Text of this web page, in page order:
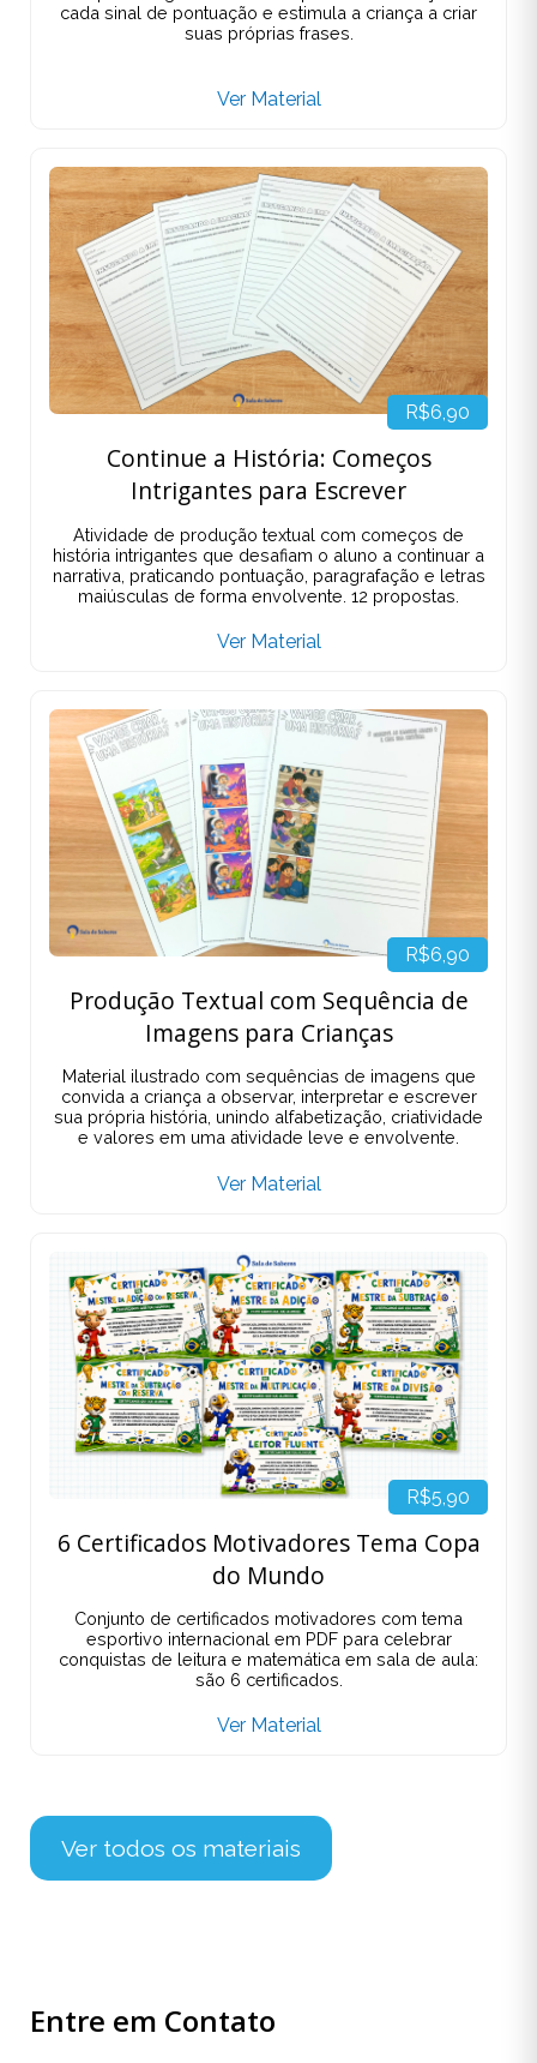
cada sinal de pontuação e estimula a criança a criar
suas próprias frases.
Ver Material
R$6,90
Continue a História: Começos
Intrigantes para Escrever
Atividade de produção textual com começos de
história intrigantes que desafiam o aluno a continuar a
narrativa, praticando pontuação, paragrafação e letras
maiúsculas de forma envolvente. 12 propostas.
Ver Material
R$6,90
Produção Textual com Sequência de
Imagens para Crianças
Material ilustrado com sequências de imagens que
convida a criança a observar, interpretar e escrever
sua própria história, unindo alfabetização, criatividade
e valores em uma atividade leve e envolvente.
Ver Material
R$5,90
6 Certificados Motivadores Tema Copa
do Mundo
Conjunto de certificados motivadores com tema
esportivo internacional em PDF para celebrar
conquistas de leitura e matemática em sala de aula:
são 6 certificados.
Ver Material
Ver todos os materiais
Entre em Contato